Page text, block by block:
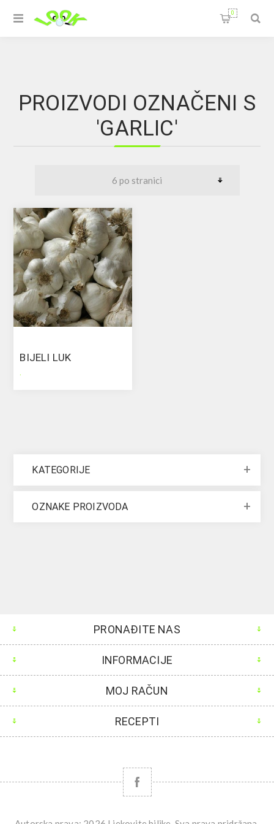
0
PROIZVODI OZNAČENI S
'GARLIC'
BIJELI LUK
KATEGORIJE
OZNAKE PROIZVODA
PRONAĐITE NAS
INFORMACIJE
MOJ RAČUN
RECEPTI